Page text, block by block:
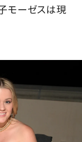
モーゼスは現